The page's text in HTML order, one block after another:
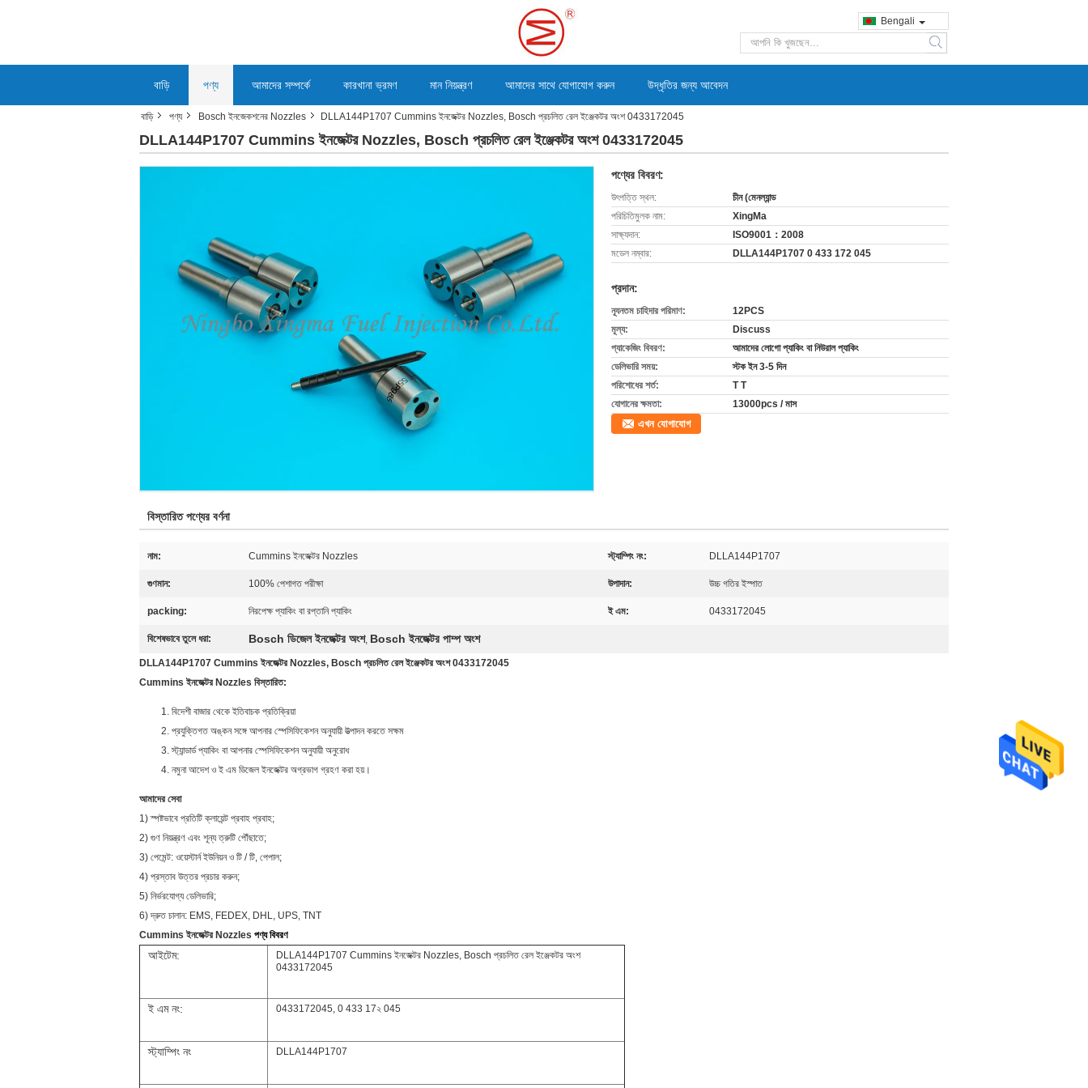
Bengali
search
বাড়ি পণ্য আমাদের সম্পর্কে কারখানা ভ্রমণ মান নিয়ন্ত্রণ আমাদের সাথে যোগাযোগ করুন উদ্ধৃতির জন্য আবেদন
বাড়ি পণ্য Bosch ইনজেকশনের Nozzles DLLA144P1707 Cummins ইনজেক্টর Nozzles, Bosch প্রচলিত রেল ইঞ্জেকটর অংশ 0433172045
DLLA144P1707 Cummins ইনজেক্টর Nozzles, Bosch প্রচলিত রেল ইঞ্জেকটর অংশ 0433172045
পণ্যের বিবরণ:
উৎপত্তি স্থল:
চীন (মেনল্যান্ড
পরিচিতিমুলক নাম:
XingMa
সাক্ষ্যদান:
ISO9001：2008
মডেল নম্বার:
DLLA144P1707 0 433 172 045
প্রদান:
ন্যূনতম চাহিদার পরিমাণ:
12PCS
মূল্য:
Discuss
প্যাকেজিং বিবরণ:
আমাদের লোগো প্যাকিং বা নিউরাল প্যাকিং
ডেলিভারি সময়:
স্টক ইন 3-5 দিন
পরিশোধের শর্ত:
T T
যোগানের ক্ষমতা:
13000pcs / মাস
এখন যোগাযোগ
বিস্তারিত পণ্যের বর্ণনা
নাম: Cummins ইনজেক্টর Nozzles স্ট্যাম্পিং নং: DLLA144P1707
গুণমান: 100% পেশাগত পরীক্ষা উপাদান: উচ্চ গতির ইস্পাত
packing: নিরপেক্ষ প্যাকিং বা রপ্তানি প্যাকিং ই এম: 0433172045
বিশেষভাবে তুলে ধরা: Bosch ডিজেল ইনজেক্টর অংশ, Bosch ইনজেক্টর পাম্প অংশ
DLLA144P1707 Cummins ইনজেক্টর Nozzles, Bosch প্রচলিত রেল ইঞ্জেকটর অংশ 0433172045
Cummins ইনজেক্টর Nozzles বিস্তারিত:
বিদেশী বাজার থেকে ইতিবাচক প্রতিক্রিয়া
প্রযুক্তিগত অঙ্কন সঙ্গে আপনার স্পেসিফিকেশন অনুযায়ী উত্পাদন করতে সক্ষম
স্ট্যান্ডার্ড প্যাকিং বা আপনার স্পেসিফিকেশন অনুযায়ী অনুরোধ
নমুনা আদেশ ও ই এম ডিজেল ইনজেক্টর অগ্রভাগ গ্রহণ করা হয়।
আমাদের সেবা
1) স্পষ্টভাবে প্রতিটি ক্লায়েন্ট প্রবাহ প্রবাহ;
2) গুণ নিয়ন্ত্রণ এবং শূন্য ত্রুটি পৌঁছাতে;
3) পেমেন্ট: ওয়েস্টার্ন ইউনিয়ন ও টি / টি, পেপাল;
4) প্রস্তাব উত্তর প্রচার করুন;
5) নির্ভরযোগ্য ডেলিভারি;
6) দ্রুত চালান: EMS, FEDEX, DHL, UPS, TNT
Cummins ইনজেক্টর Nozzles পণ্য বিবরণ
আইটেম:
DLLA144P1707 Cummins ইনজেক্টর Nozzles, Bosch প্রচলিত রেল ইঞ্জেকটর অংশ
0433172045
ই এম নং: 0433172045, 0 433 17২ 045
স্ট্যাম্পিং নং DLLA144P1707